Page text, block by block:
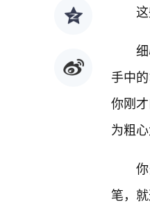
手中
你刚
为粗
笔，